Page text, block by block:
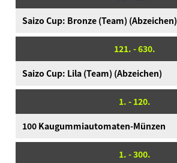
Saizo Cup: Bronze (Team) (Abzeichen)
121. - 630.
Saizo Cup: Lila (Team) (Abzeichen)
1. - 120.
100 Kaugummiautomaten-Münzen
1. - 300.